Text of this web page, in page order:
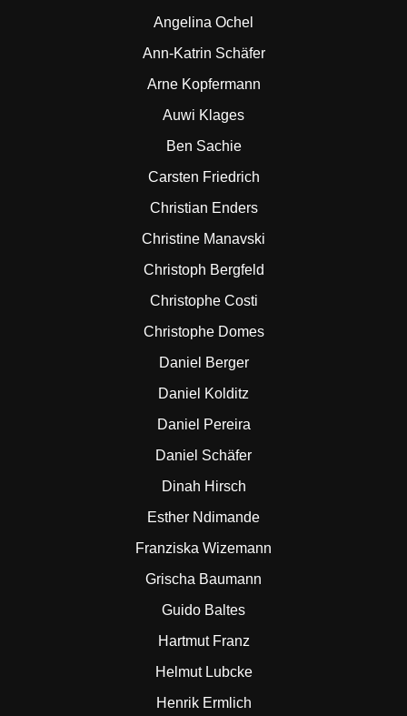
Angelina Ochel
Ann-Katrin Schäfer
Arne Kopfermann
Auwi Klages
Ben Sachie
Carsten Friedrich
Christian Enders
Christine Manavski
Christoph Bergfeld
Christophe Costi
Christophe Domes
Daniel Berger
Daniel Kolditz
Daniel Pereira
Daniel Schäfer
Dinah Hirsch
Esther Ndimande
Franziska Wizemann
Grischa Baumann
Guido Baltes
Hartmut Franz
Helmut Lubcke
Henrik Ermlich